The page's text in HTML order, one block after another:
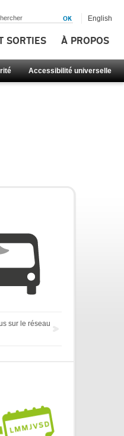
SORTIES À PROPOS
Accessibilité universelle
English
sur le réseau